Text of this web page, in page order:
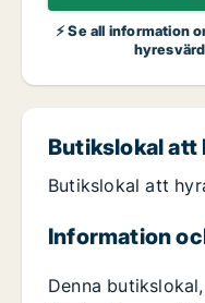
⚡ Se all information
Butikslokal att
Butikslokal att
Information
Denna